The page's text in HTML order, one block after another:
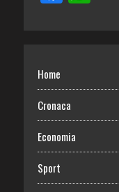
Home
Cronaca
Economia
Sport